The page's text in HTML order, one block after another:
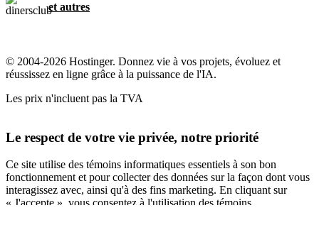
et autres
© 2004-2026 Hostinger. Donnez vie à vos projets, évoluez et
réussissez en ligne grâce à la puissance de l'IA.
Les prix n'incluent pas la TVA
Le respect de votre vie privée, notre priorité
Ce site utilise des témoins informatiques essentiels à son bon
fonctionnement et pour collecter des données sur la façon dont vous
interagissez avec, ainsi qu'à des fins marketing. En cliquant sur
« J'accepte », vous consentez à l'utilisation des témoins